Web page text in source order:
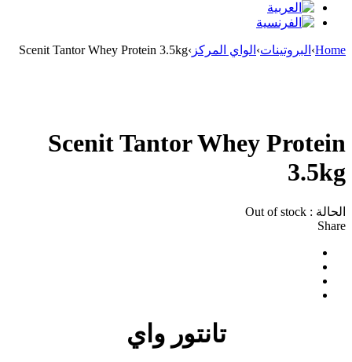
Home
› البروتينات› الواي المركز ›
Scenit Tantor Whey Protein 3.5kg
Scenit Tantor Whey Protein
3.5kg
الحالة : Out of stock
Share
تانتور واي